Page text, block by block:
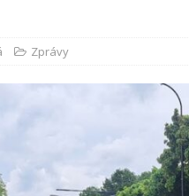
Zprávy